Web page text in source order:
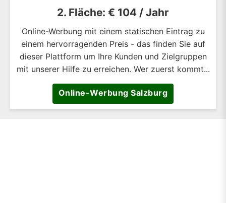
2. Fläche: € 104 / Jahr
Online-Werbung mit einem statischen Eintrag zu
einem hervorragenden Preis - das finden Sie auf
dieser Plattform um Ihre Kunden und Zielgruppen
mit unserer Hilfe zu erreichen. Wer zuerst kommt...
Online-Werbung Salzburg